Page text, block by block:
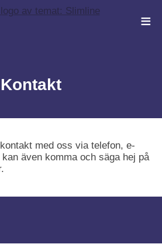
≡
Kontakt
med oss via telefon, e-
även komma och säga hej på